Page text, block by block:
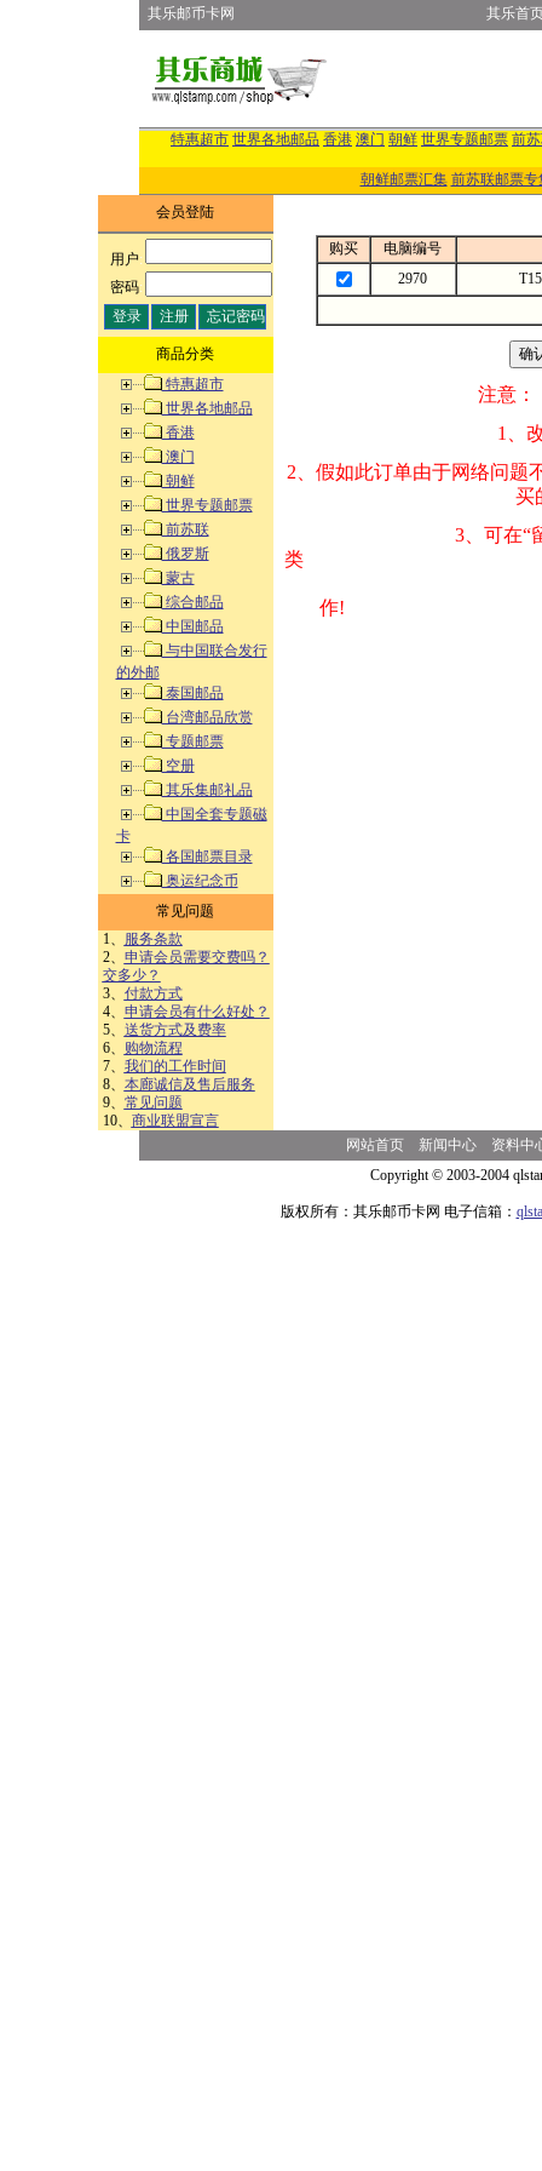
其乐邮币卡网 其乐首
特惠超市 世界各地邮品 香港 澳门 朝鲜 世界专题邮票 前
朝鲜邮票汇集 前苏联邮票专
会员登陆
用户:
密码:
商品分类
特惠超市
世界各地邮品
香港
澳门
朝鲜
世界专题邮票
前苏联
俄罗斯
蒙古
综合邮品
中国邮品
与中国联合发行
的外邮
泰国邮品
台湾邮品欣赏
专题邮票
空册
其乐集邮礼品
中国全套专题磁
卡
各国邮票目录
奥运纪念币
常见问题
1、
服务条款
2、 申请会员需要交费吗？
交多少？
3、 付款方式
4、 申请会员有什么好处？
5、 送货方式及费率
6、
购物流程
7、 我们的工作时间
8、 本廊诚信及售后服务
9、 常见问题
10、 商业联盟宣言
购买
电脑编号
2970
注意：
1、改变商品数量
2、假如此订单由
买的邮品的“
3、可在“
类 方式告之
作!
网站首页 新闻中心
资料中
Copyright © 2003-2004
版权所有：其乐邮币卡网 电子信箱：